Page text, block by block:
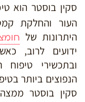
סקין בוסטר הוא
העור והחלקת
היתרונות של
ידועים לרוב,
ובתכשירי
הנפוצים ביותר
סקין בוסטר